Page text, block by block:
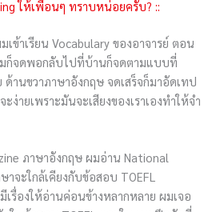
ให้เพื่อนๆ ทราบหน่อยครับ? ::
ข้าเรียน Vocabulary ของอาจารย์ ตอน
ก็จดพอกลับไปที่บ้านก็จดตามแบบที่
านขวาภาษาอังกฤษ จดเสร็จก็มาอัดเทป
ง่ายเพราะมันจะเสียงของเราเองทำให้จำ
ภาษาอังกฤษ ผมอ่าน National
าจะใกล้เคียงกับข้อสอบ TOEFL
รื่องให้อ่านค่อนข้างหลากหลาย ผมเจอ